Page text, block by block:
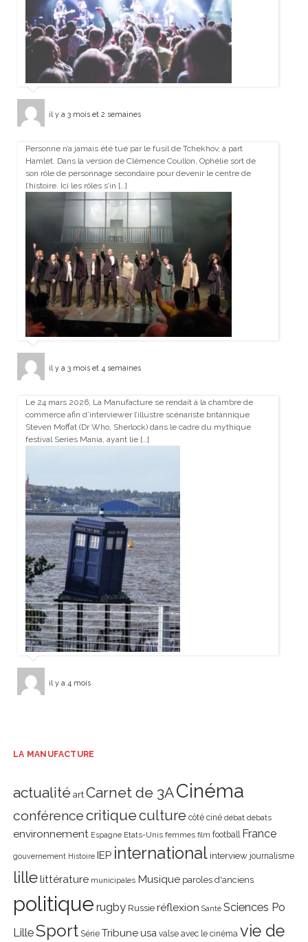
il y a 3 mois et 2 semaines
Personne n’a jamais été tué par le fusil de Tchekhov, à part
Hamlet. Dans la version de Clémence Coullon, Ophélie sort de
son rôle de personnage secondaire pour devenir le centre de
l’histoire. Ici les rôles s’in […]
il y a 3 mois et 4 semaines
Le 24 mars 2026, La Manufacture se rendait à la chambre de
commerce afin d’interviewer l’illustre scénariste britannique
Steven Moffat (Dr Who, Sherlock) dans le cadre du mythique
festival Series Mania, ayant lie […]
il y a 4 mois
LA MANUFACTURE
actualité art Carnet de 3ACinéma
conférencecritiqueculture côté ciné débat débats
environnement Espagne Etats-Unis femmes film football France
gouvernement Histoire IEP international interview journalisme
lillelittérature municipales Musique paroles d'anciens
politique rugby Russie réflexion Santé Sciences Po
LilleSport Série Tribune usa valse avec le cinéma vie de